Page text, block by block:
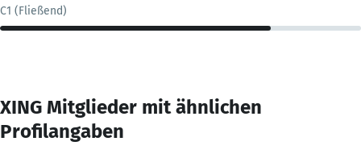
C1 (Fließend)
XING Mitglieder mit ähnlichen
Profilangaben